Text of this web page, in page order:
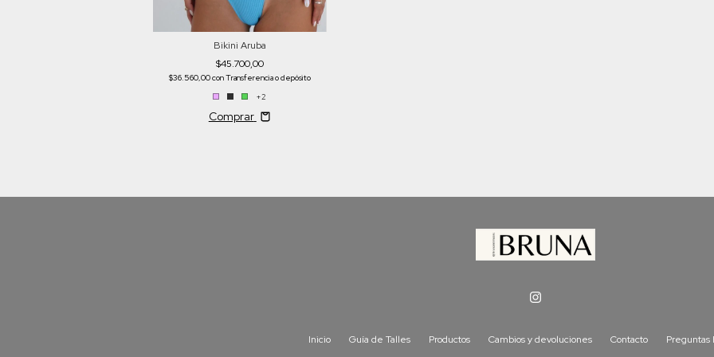
Bikini Aruba
$45.700,00
$36.560,00conTransferencia o depósito
+2
Comprar
Inicio Guía de Talles Productos Cambios y devoluciones Contacto